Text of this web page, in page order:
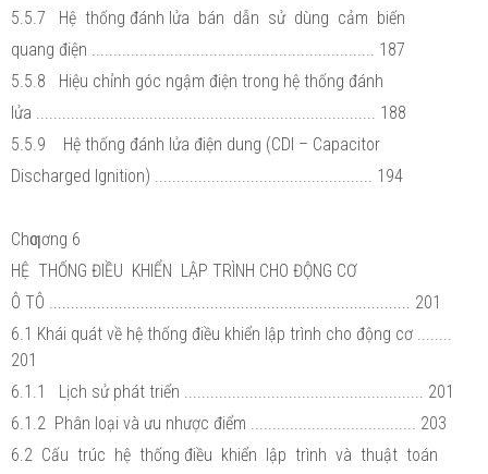
5.5.7 Hệ thống đánh lửa bán dẫn sử dùng cảm biến
quang điện ................................................................. 187
5.5.8 Hiệu chỉnh góc ngậm điện trong hệ thống đánh
lửa .............................................................................. 188
5.5.9 Hệ thống đánh lửa điện dung (CDI – Capacitor
Discharged Ignition) .................................................. 194
Chƣơng 6
HỆ THỐNG ĐIỀU KHIỂN LẬP TRÌNH CHO ĐỘNG CƠ
Ô TÔ ................................................................................... 201
6.1 Khái quát về hệ thống điều khiển lập trình cho động cơ ........
201
6.1.1 Lịch sử phát triển ....................................................... 201
6.1.2 Phân loại và ưu nhược điểm ...................................... 203
6.2 Cấu trúc hệ thống điều khiển lập trình và thuật toán